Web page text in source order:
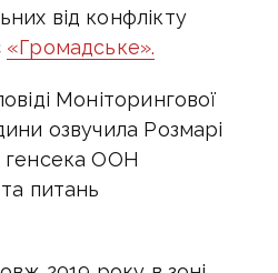
від конфлікту
«Громадське».
Моніторингової
озвучила Розмарі
генсека ООН
питань